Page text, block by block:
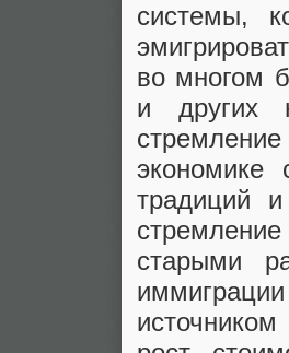
системы,
во многом
и других
экономике
традиций
старыми